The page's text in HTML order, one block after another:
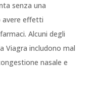
senza una
avere effetti
Alcuni degli
Viagra includono mal
nasale e